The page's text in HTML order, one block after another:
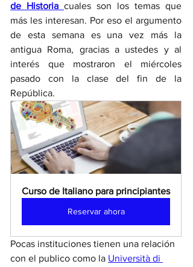
de Historia cuales son los temas que
más les interesan. Por eso el argumento
de esta semana es una vez más la
antigua Roma, gracias a ustedes y al
interés que mostraron el miércoles
pasado con la clase del fin de la
República.
Curso de Italiano para principiantes
Reservar ahora
Pocas instituciones tienen una relación
con el publico como la Università di